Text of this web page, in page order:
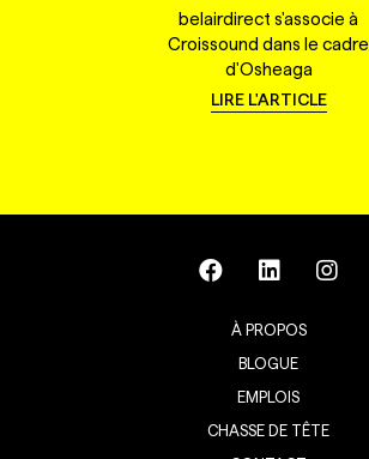
belairdirect s'associe à
Croissound dans le cadre
d'Osheaga
LIRE L'ARTICLE
À PROPOS
BLOGUE
EMPLOIS
CHASSE DE TÊTE